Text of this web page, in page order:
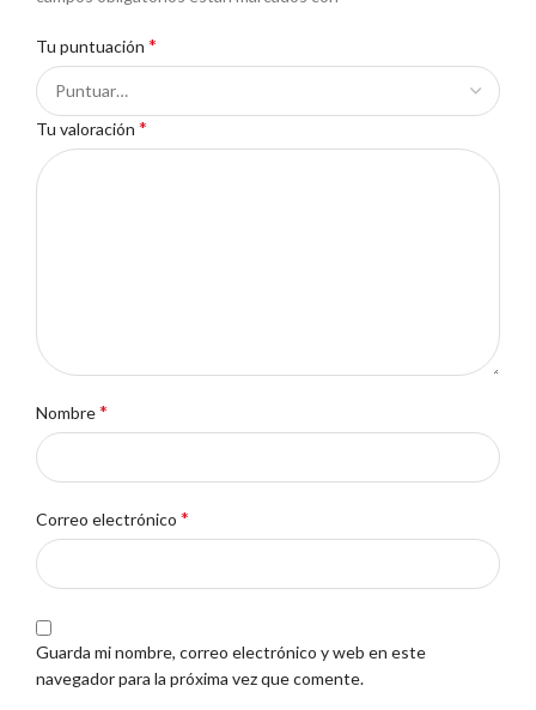
Tu puntuación *
Tu valoración *
Nombre*
Correo electrónico *
Guarda mi nombre, correo electrónico y web en este
navegador para la próxima vez que comente.